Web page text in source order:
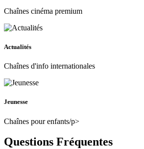
Chaînes cinéma premium
Actualités
Chaînes d'info internationales
Jeunesse
Chaînes pour enfants/p>
Questions Fréquentes